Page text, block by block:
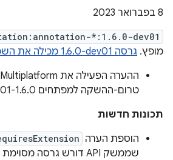
‫8 בפברואר 2023
*:1.6.0-dev01
מופץ. גרסה ‎1.6.0-dev01 מכילה את השמירות האלה.
טרום-ההשקה למפתחים 1.6.0-dev01.
תכונות חדשות
הוספת הערה